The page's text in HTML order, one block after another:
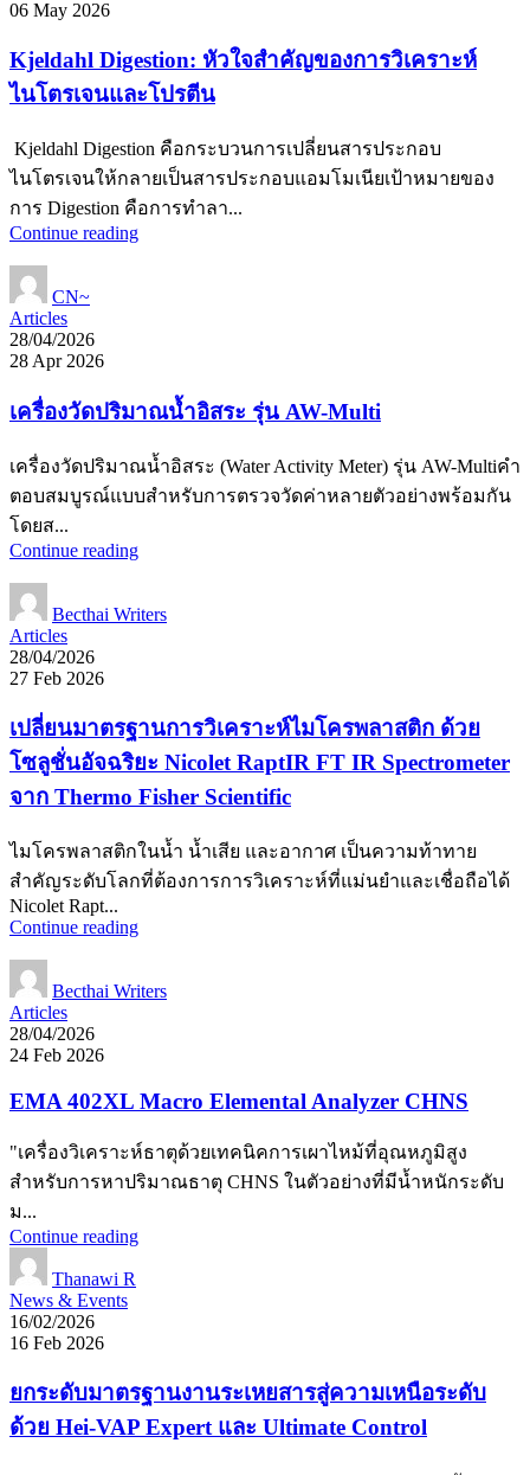
06 May 2026
Kjeldahl Digestion: หัวใจสำคัญของการวิเคราะห์
ไนโตรเจนและโปรตีน
Kjeldahl Digestion คือกระบวนการเปลี่ยนสารประกอบ
ไนโตรเจนให้กลายเป็นสารประกอบแอมโมเนียเป้าหมายของ
การ Digestion คือการทำลา...
Continue reading
CN~
Articles
28/04/2026
28 Apr 2026
เครื่องวัดปริมาณน้ำอิสระ รุ่น AW-Multi
เครื่องวัดปริมาณน้ำอิสระ (Water Activity Meter) รุ่น AW-Multiคำ
ตอบสมบูรณ์แบบสำหรับการตรวจวัดค่าหลายตัวอย่างพร้อมกัน
โดยส...
Continue reading
Becthai Writers
Articles
28/04/2026
27 Feb 2026
เปลี่ยนมาตรฐานการวิเคราะห์ไมโครพลาสติก ด้วย
โซลูชั่นอัจฉริยะ Nicolet RaptIR FT IR Spectrometer
จาก Thermo Fisher Scientific
ไมโครพลาสติกในน้ำ น้ำเสีย และอากาศ เป็นความท้าทาย
สำคัญระดับโลกที่ต้องการการวิเคราะห์ที่แม่นยำและเชื่อถือได้
Nicolet Rapt...
Continue reading
Becthai Writers
Articles
28/04/2026
24 Feb 2026
EMA 402XL Macro Elemental Analyzer CHNS
"เครื่องวิเคราะห์ธาตุด้วยเทคนิคการเผาไหม้ที่อุณหภูมิสูง
สำหรับการหาปริมาณธาตุ CHNS ในตัวอย่างที่มีน้ำหนักระดับ
ม...
Continue reading
Thanawi R
News & Events
16/02/2026
16 Feb 2026
ยกระดับมาตรฐานงานระเหยสารสู่ความเหนือระดับ
ด้วย Hei-VAP Expert และ Ultimate Control